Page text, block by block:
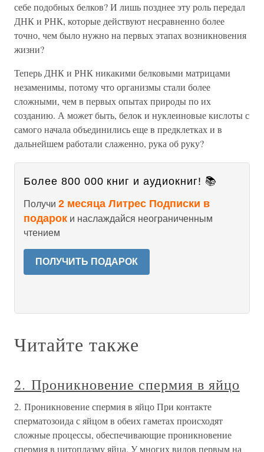
себе подобных белков? И лишь позднее эту роль передал
ДНК и РНК, которые действуют несравненно более
точно, чем было нужно на первых этапах возникновения
жизни?
Теперь ДНК и РНК никакими белковыми матрицами
незаменимы, потому что организмы стали более
сложными, чем в первых опытах природы по их
созданию. А может быть, белок и нуклеиновые кислоты с
самого начала объединились еще в предклетках и в
дальнейшем работали слаженно, рука об руку?
Более 800 000 книг и аудиокниг! 📚
Получи 2 месяца Литрес Подписки в
подарок и наслаждайся неограниченным
чтением
ПОЛУЧИТЬ ПОДАРОК
Читайте также
2. Проникновение спермия в яйцо
2. Проникновение спермия в яйцо При контакте
сперматозоида с яйцом в обеих гаметах происходят
сложные процессы, обеспечивающие проникновение
спермия в цитоплазму яйца. У многих видов первым на